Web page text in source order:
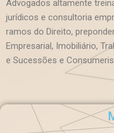
Advogados altamente
jurídicos e consultoria
ramos do Direito,
Empresarial, Imobiliário,
e Sucessões e